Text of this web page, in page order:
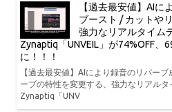
【過去最安値】AIに
ブースト / カットや
強力なリアルタイム
Zynaptiq「UNVEIL」が74%OFF、
に！！！
【過去最安値】AIにより録音のリバー
ーブの特性を変更する、強力なリアル
Zynaptiq「UNV